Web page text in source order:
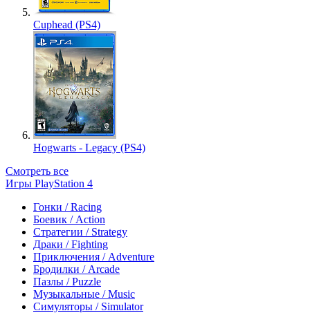
Cuphead (PS4)
Hogwarts - Legacy (PS4)
Смотреть все
Игры PlayStation 4
Гонки / Racing
Боевик / Action
Стратегии / Strategy
Драки / Fighting
Приключения / Adventure
Бродилки / Arcade
Пазлы / Puzzle
Музыкальные / Music
Симуляторы / Simulator